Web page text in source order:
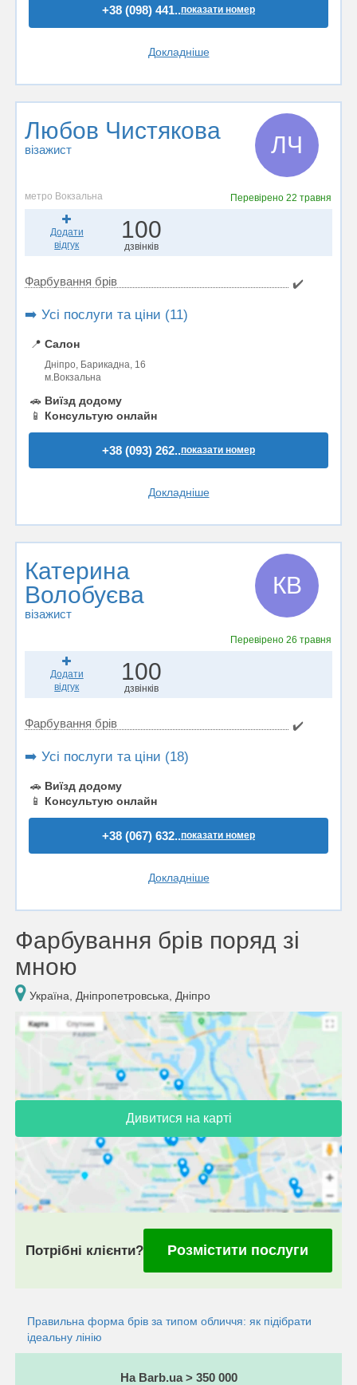
+38 (098) 441..показати номер
Докладніше
Любов Чистякова
візажист ЛЧ
метро Вокзальна Перевірено22 травня
Додати
відгук
100
дзвінків
Фарбування брів ✔️
➡️ Усі послуги та ціни (11)
📍 Салон
Дніпро, Барикадна, 16
м.Вокзальна
🚗 Виїзд додому
📱
Консультую онлайн
+38 (093) 262..показати номер
Докладніше
Катерина
Волобуєва
візажист
КВ
Перевірено26 травня
Додати
відгук
100
дзвінків
Фарбування брів ✔️
➡️ Усі послуги та ціни (18)
🚗 Виїзд додому
📱
Консультую онлайн
+38 (067) 632..показати номер
Докладніше
Фарбування брів поряд зі
мною
Україна, Дніпропетровська, Дніпро
Дивитися на карті
Потрібні клієнти? Розмістити послуги
Правильна форма брів за типом обличчя: як підібрати
ідеальну лінію
На Barb.ua > 350 000